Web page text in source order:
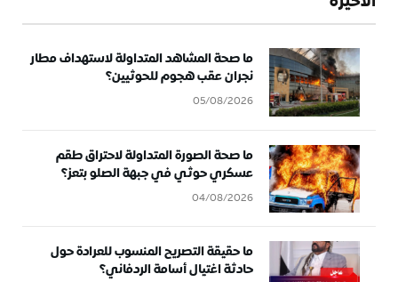
ما صحة المشاهد المتداولة لاستهداف مطار
نجران عقب هجوم للحوثيين؟
05/08/2026
ما صحة الصورة المتداولة لاحتراق طقم
عسكري حوثي في جبهة الصلو بتعز؟
04/08/2026
ما حقيقة التصريح المنسوب للعرادة حول
حادثة اغتيال أسامة الردفاني؟